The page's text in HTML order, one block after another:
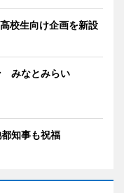
校生向け企画を新設
みなとみらい
知事も祝福